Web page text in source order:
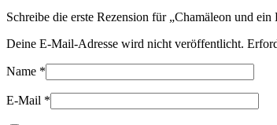
Schreibe die erste Rezension für „Chamäleon und ein
Deine E-Mail-Adresse wird nicht veröffentlicht.
Name *
E-Mail *